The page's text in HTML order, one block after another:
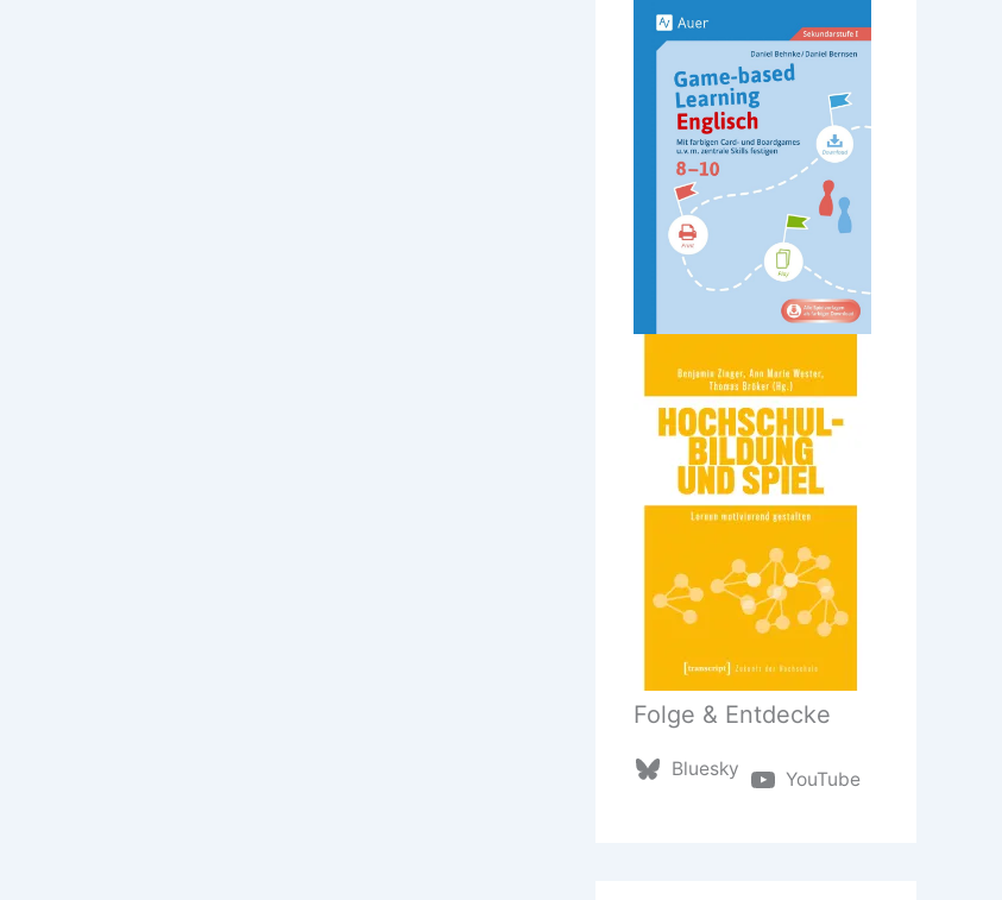
Folge & Entdecke
Bluesky YouTube